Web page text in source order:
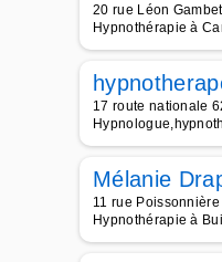
20 rue Léon
Hypnothérapie à
17 route nationale
Mélanie
11 rue
Hypnothérapie à